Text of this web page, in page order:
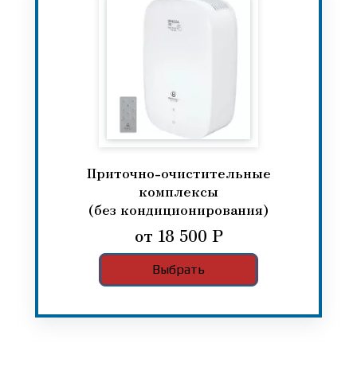
Приточно-очистительные
комплексы
(без кондиционирования)
от 18 500 Р
Выбрать